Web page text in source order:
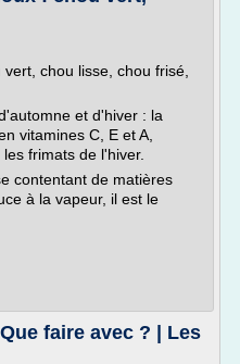
chou lisse, chou frisé,
et d'hiver : la
vitamines C, E et A,
frimats de l'hiver.
contentant de matières
à la vapeur, il est le
faire avec ? | Les